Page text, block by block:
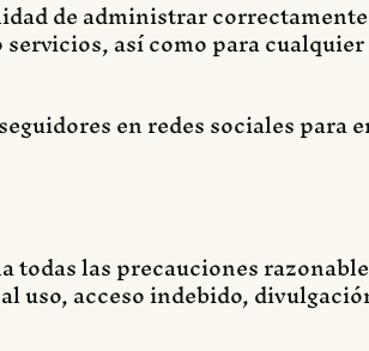
de administrar
así como para
en redes sociales para
las precauciones
uso, acceso indebido,